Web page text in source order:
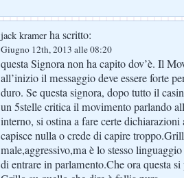
jack kramer ha scritto:
Giugno 12th, 2013 alle 08:20
questa Signora non ha capito dov’è. Il
all’inizio il messaggio deve essere forte
duro. Se questa signora, dopo tutto il
un 5stelle critica il movimento parlando
interno, si ostina a fare certe
capisce nulla o crede di capire
male,aggressivo,ma è lo stesso
di entrare in parlamento.Che ora questa